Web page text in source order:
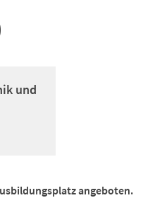
und
angeboten.